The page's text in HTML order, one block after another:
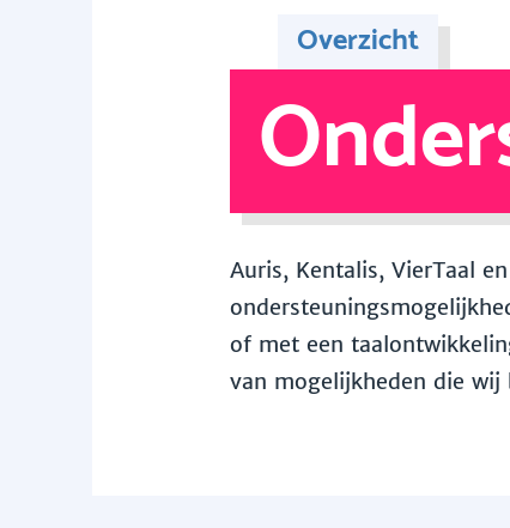
Overzicht
Auris, Kentalis, VierTaal
of met een
van mogelijkheden die wij